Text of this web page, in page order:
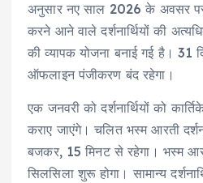
अनुसार नए साल 2026 के अवसर
करने आने वाले दर्शनार्थियों की
की व्यापक योजना बनाई गई है। 31
ऑफलाइन पंजीकरण बंद रहेगा।
एक जनवरी को दर्शनार्थियों को
कराए जाएंगे। चलित भस्म आरती
बजकर, 15 मिनट से रहेगा। भस्म
सिलसिला शुरू होगा। सामान्य